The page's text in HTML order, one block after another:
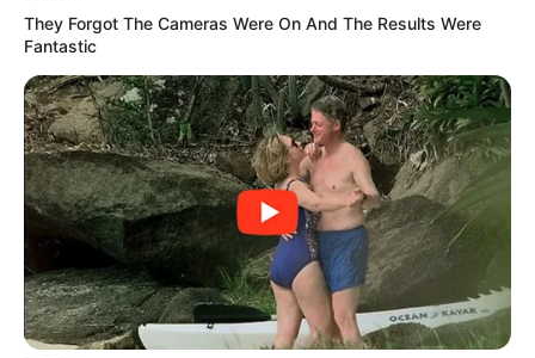
They Forgot The Cameras Were On And The Results Were
Fantastic